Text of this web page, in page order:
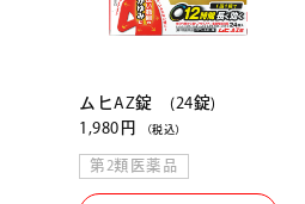
ムヒAZ錠 (24錠)
1,980円
（税込）
第2類医薬品